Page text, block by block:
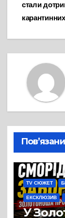
стали
TV СЮЖЕТ
ЕКСКЛЮЗИВ
У